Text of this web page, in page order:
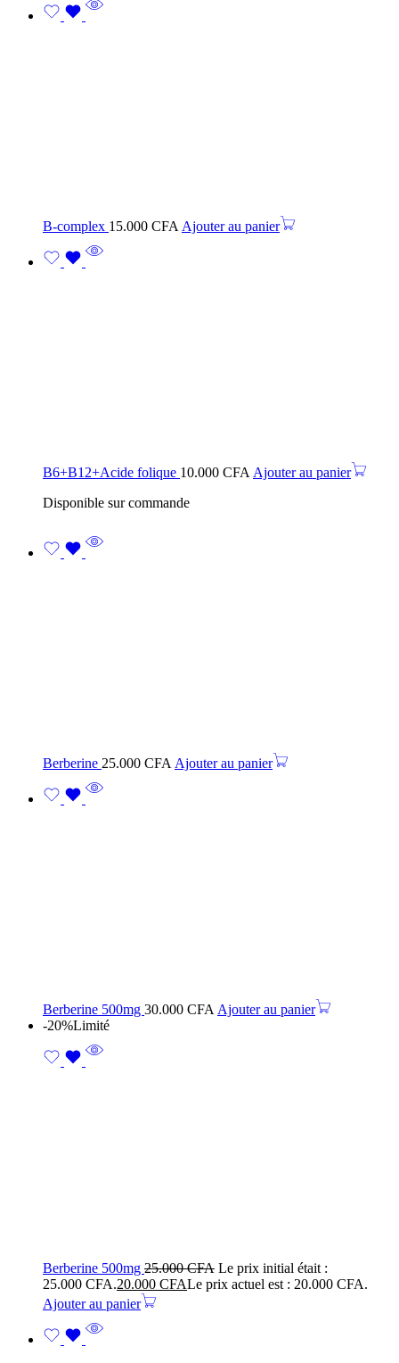
B-complex 15.000 CFA Ajouter au panier
B6+B12+Acide folique 10.000 CFA Ajouter au panier
Disponible sur commande
Berberine 25.000 CFA Ajouter au panier
Berberine 500mg 30.000 CFA Ajouter au panier
-20%Limité
Berberine 500mg 25.000CFA Le prix initial était :
25.000 CFA.20.000 CFALe prix actuel est : 20.000 CFA.
Ajouter au panier